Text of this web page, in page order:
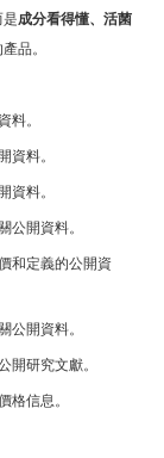
成分看得懂、活菌
品。
料。
資料。
資料。
公開資料。
和定義的公開資
公開資料。
開研究文獻。
格信息。